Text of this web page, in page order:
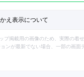
え表示について
プ掲載用の画像のため、実際の着
ンが最新でない場合、一部の画面